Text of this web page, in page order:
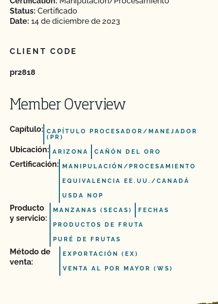
Status: Certificado
Date: 14 de diciembre de 2023
CLIENT CODE
pr2818
Member Overview
Capítulo: CAPÍTULO PROCESADOR/MANEJADOR
(PR)
Ubicación: ARIZONA CAÑÓN DEL ORO
Certificación: MANIPULACIÓN/PROCESAMIENTO
EQUIVALENCIA EE.UU./CANADÁ
USDA NOP
Producto
y servicio:
MANZANAS (SECAS) FECHAS
PRODUCTOS DE FRUTA
PURÉ DE FRUTAS
Método de
venta:
EXPORTACIÓN (EX)
VENTA AL POR MAYOR (WS)